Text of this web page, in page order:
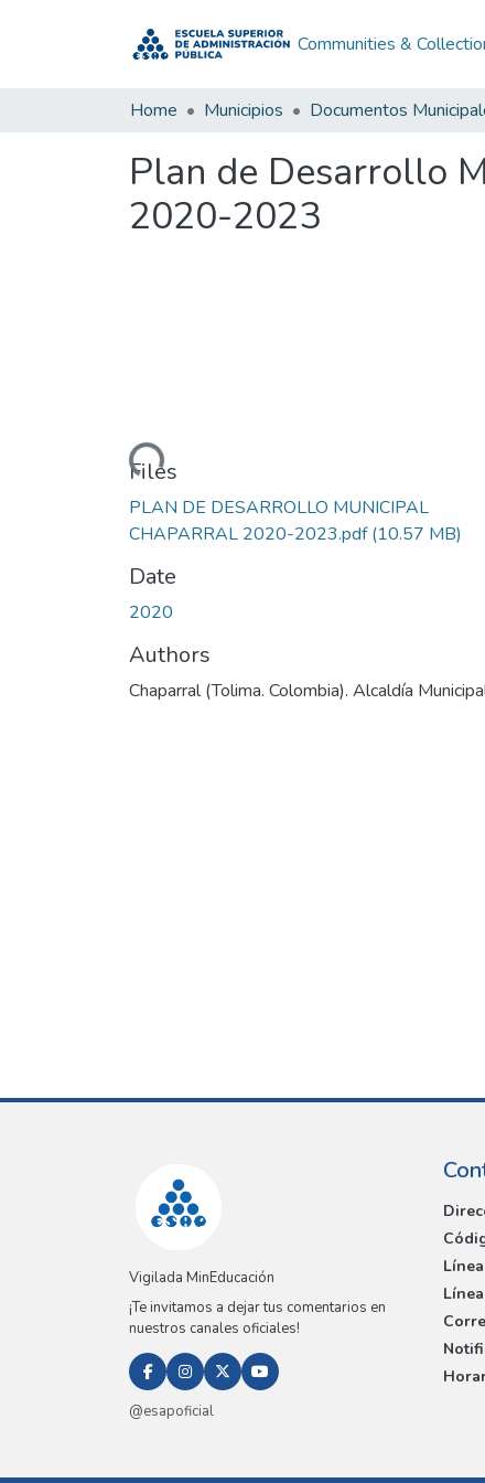
Communities &
Home Municipios Documentos
Plan de Desarrollo
2020-2023
Loading...
Files
PLAN DE DESARROLLO MUNICIPAL
CHAPARRAL 2020-2023.pdf(10.57 MB)
Date
2020
Authors
Chaparral (Tolima. Colombia). Alcaldía
Vigilada MinEducación
¡Te invitamos a dejar tus comentarios en
nuestros canales oficiales!
@esapoficial